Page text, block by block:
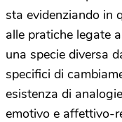
sta evidenziando in
alle pratiche legate
una specie diversa
specifici di
esistenza di
emotivo e affettivo-